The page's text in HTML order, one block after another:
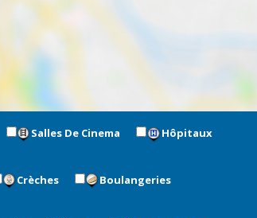
Salles De Cinema Hôpitaux
Crèches Boulangeries